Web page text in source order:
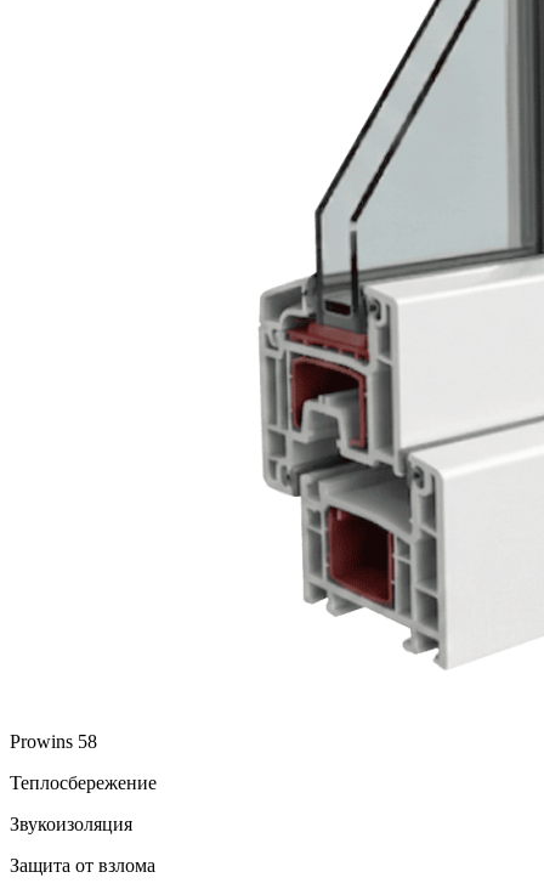
Prowins 58
Теплосбережение
Звукоизоляция
Защита от взлома